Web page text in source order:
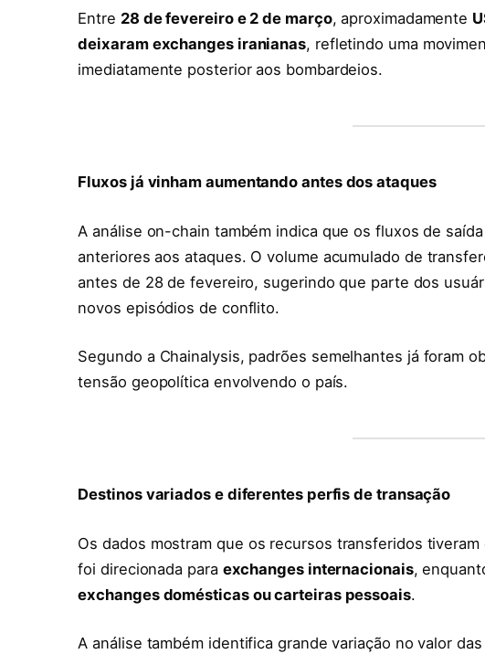
Entre 28 de fevereiro e 2 de março, aproximadamente
deixaram exchanges iranianas, refletindo uma
imediatamente posterior aos bombardeios.
Fluxos já vinham aumentando antes dos ataques
A análise on-chain também indica que os fluxos de
anteriores aos ataques. O volume acumulado de
antes de 28 de fevereiro, sugerindo que parte dos
novos episódios de conflito.
Segundo a Chainalysis, padrões semelhantes já foram
tensão geopolítica envolvendo o país.
Destinos variados e diferentes perfis de transação
Os dados mostram que os recursos transferidos
foi direcionada para exchanges internacionais,
exchanges domésticas ou carteiras pessoais.
A análise também identifica grande variação no valor